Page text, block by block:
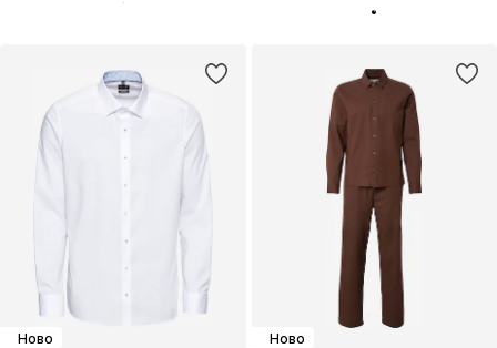
Ново Ново